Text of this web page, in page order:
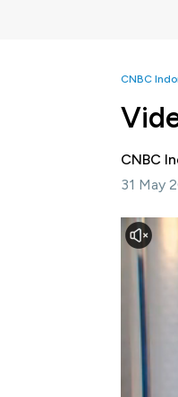
CNBC
CNBC
31 May
2024.
Simak